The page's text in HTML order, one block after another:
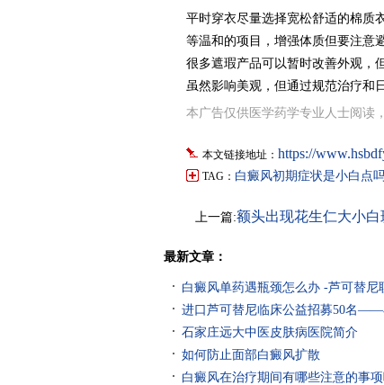
平时穿衣尽量选择宽松舒适的棉质
等温和的项目，增强体质但要注意
很多遮瑕产品可以暂时改善外观，
虽然影响美观，但通过规范治疗和
本广告仅供医学药学专业人士阅读
本文链接地址： https://
TAG： 白癜风初期症状是小白点
上一篇:额头出现花生仁大小
最新文章：
白癜风单药遇瓶颈怎么办 -芦可替尼
进口芦可替尼临床公益招募50名——
石家庄远大中医皮肤病医院简介
如何防止面部白癜风扩散
白癜风在治疗期间有哪些注意的事